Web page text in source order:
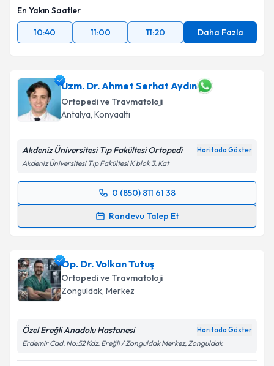
En Yakın Saatler
10:40
11:00 11:20 Daha Fazla
Uzm. Dr. Ahmet Serhat Aydın
Ortopedi ve Travmatoloji
Antalya, Konyaaltı
Akdeniz Üniversitesi Tıp Fakültesi Ortopedi Haritada Göster
Akdeniz Üniversitesi Tıp Fakültesi K blok 3. Kat
0 (850) 811 61 38
Randevu Talep Et
Randevu Takvimi Talebi
için bir takvim hazırlandığında e-posta ile
bilgilendireceğiz.
E-posta Adresiniz
Kişisel verilerimin işlenmesine ilişkinAydınlatma
Op. Dr. Volkan Tutuş
Ortopedi ve Travmatoloji
Zonguldak, Merkez
Özel Ereğli Anadolu Hastanesi Haritada Göster
Erdemir Cad. No:52 Kdz. Ereğli / Zonguldak Merkez, Zonguldak